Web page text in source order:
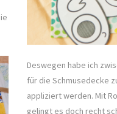
Deswegen habe ich
für die Schmusedecke
appliziert werden. Mit
gelingt es doch recht